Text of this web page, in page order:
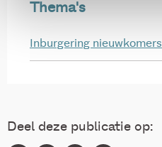
Thema's
Inburgering nieuwkomers
Deel deze publicatie op: